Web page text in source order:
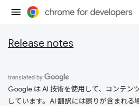
Release notes
Google は AI 技術を使用して、コンテン
しています。AI 翻訳には誤りが含まれる